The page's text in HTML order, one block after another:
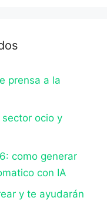
prensa a la
ocio y
como generar
con IA
y te ayudarán